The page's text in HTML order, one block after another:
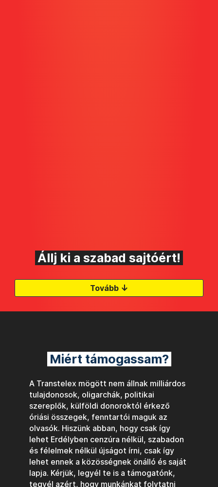
Állj ki a szabad sajtóért!
Tovább ↓
Miért támogassam?
A Transtelex mögött nem állnak milliárdos
tulajdonosok, oligarchák, politikai
szereplők, külföldi donoroktól érkező
óriási összegek, fenntartói maguk az
olvasók. Hiszünk abban, hogy csak így
lehet Erdélyben cenzúra nélkül, szabadon
és félelmek nélkül újságot írni, csak így
lehet ennek a közösségnek önálló és saját
lapja. Kérjük, legyél te is a támogatónk,
tegyél azért, hogy munkánkat folytatni